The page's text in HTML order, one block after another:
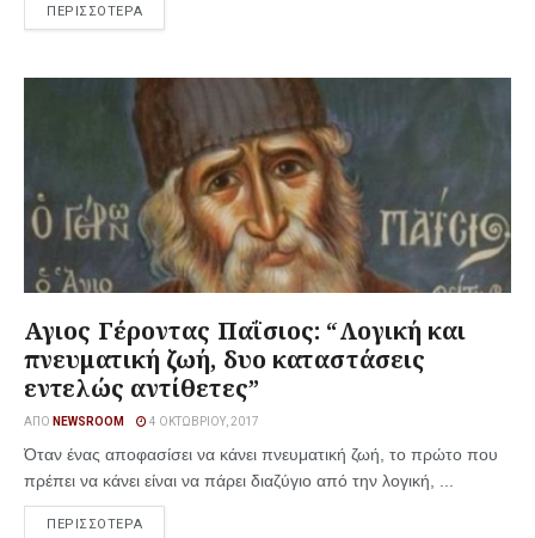
ΠΕΡΙΣΣΟΤΕΡΑ
Αγιος Γέροντας Παΐσιος: “Λογική και
πνευματική ζωή, δυο καταστάσεις
εντελώς αντίθετες”
ΑΠΌ NEWSROOM 4 ΟΚΤΩΒΡΊΟΥ, 2017
Όταν ένας αποφασίσει να κάνει πνευματική ζωή, το πρώτο που
πρέπει να κάνει είναι να πάρει διαζύγιο από την λογική, ...
ΠΕΡΙΣΣΟΤΕΡΑ